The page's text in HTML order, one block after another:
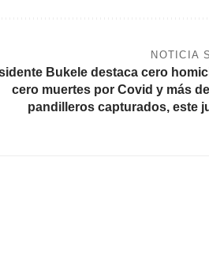
NOTICIA
Bukele destaca cero
cero muertes por Covid y más de
pandilleros capturados, este